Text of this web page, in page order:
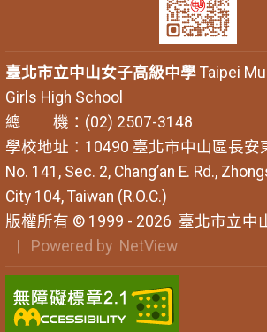
臺北市立中山女子高級中學Taipei
Girls High School
總 機：(02) 2507-3148
學校地址：10490 臺北市中山區長安
No. 141, Sec. 2, Chang’an E. Rd.,
City 104, Taiwan (R.O.C.)
版權所有 © 1999 - 2026 臺北市立中
| Powered by NetView